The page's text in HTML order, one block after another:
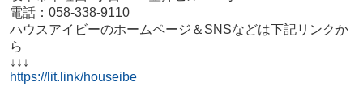
電話：058-338-9110
ハウスアイビーのホームページ＆SNSなどは下記リンクか
ら
↓↓↓
https://lit.link/houseibe